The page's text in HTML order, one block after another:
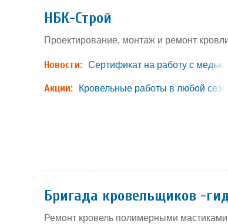
НБК-Строй
Проектирование, монтаж и ремонт
Новости: Сертификат на работу с
Акции: Кровельные работы в любой
Бригада кровельщиков -
Ремонт кровель полимерными